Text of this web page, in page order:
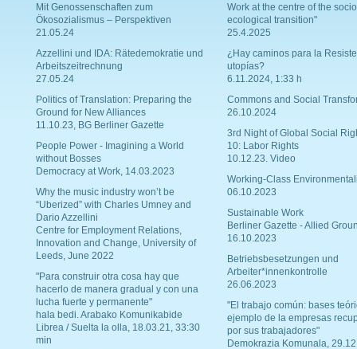
Mit Genossenschaften zum
Ökosozialismus – Perspektiven
21.05.24
Azzellini und IDA: Rätedemokratie und
Arbeitszeitrechnung
27.05.24
Politics of Translation: Preparing the
Ground for New Alliances
11.10.23, BG Berliner Gazette
People Power - Imagining a World
without Bosses
Democracy at Work, 14.03.2023
Why the music industry won’t be
“Uberized” with Charles Umney and
Dario Azzellini
Centre for Employment Relations,
Innovation and Change, University of
Leeds, June 2022
"Para construir otra cosa hay que
hacerlo de manera gradual y con una
lucha fuerte y permanente"
hala bedi. Arabako Komunikabide
Librea / Suelta la olla, 18.03.21, 33:30
min
Work at the centre of the
ecological transition"
25.4.2025
¿Hay caminos para la
utopías?
6.11.2024, 1:33 h
Commons and Social
26.10.2024
3rd Night of Global Social
10: Labor Rights
10.12.23. Video
Working-Class
06.10.2023
Sustainable Work
Berliner Gazette - Allied
16.10.2023
Betriebsbesetzungen und
Arbeiter*innenkontrolle
26.06.2023
"El trabajo común: bases
ejemplo de la empresas
por sus trabajadores"
Demokrazia Komunala,